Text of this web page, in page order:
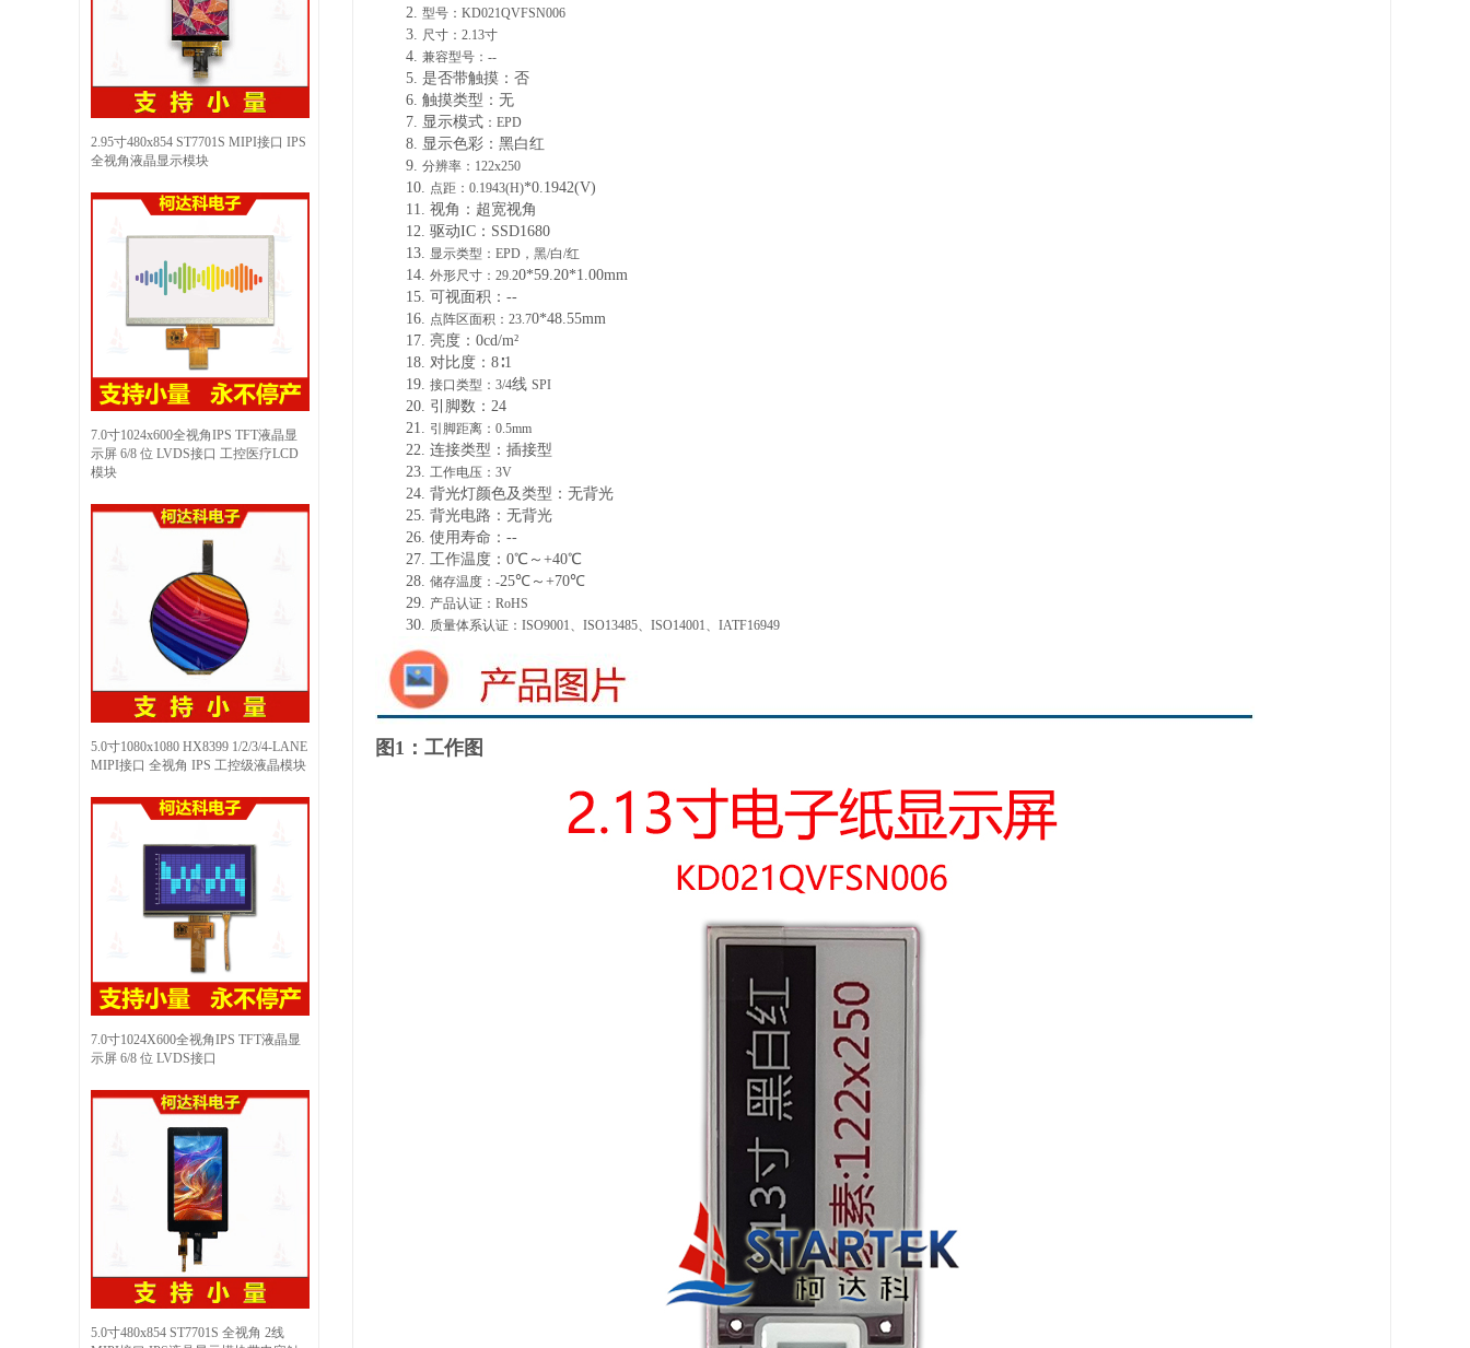
2.95寸480x854 ST7701S MIPI接口 IPS
全视角液晶显示模块
7.0寸1024x600全视角IPS TFT液晶显
示屏 6/8 位 LVDS接口 工控医疗LCD
模块
5.0寸1080x1080 HX8399 1/2/3/4-LANE
MIPI接口 全视角 IPS 工控级液晶模块
7.0寸1024X600全视角IPS TFT液晶显
示屏 6/8 位 LVDS接口
5.0寸480x854 ST7701S 全视角 2线
2. 型号： KD021QVFSN006
3. 尺寸： 2.13寸
4. 兼容型号： --
5. 是否带触摸： 否
6. 触摸类型： 无
7. 显示模式 ： EPD
8. 显示色彩：黑白红
9. 分辨率： 122x250
10. 点距： 0.1943(H)*0.1942(V)
11. 视角： 超宽视角
12. 驱动IC：SSD1680
13.
显示类型： EPD，黑/白/红
14. 外形尺寸： 29.20*59.20*1.00mm
15. 可视面积： --
16.
点阵区面积： 23.70*48.55mm
17. 亮度： 0cd/m²
18. 对比度： 8∶1
19. 接口类型： 3/4线 SPI
20. 引脚数： 24
21.
引脚距离： 0.5mm
22. 连接类型 ： 插接型
23. 工作电压： 3V
24. 背光灯颜色及类型 ： 无背光
25. 背光电路： 无背光
26. 使用寿命： --
27. 工作温度： 0℃～+40℃
28. 储存温度： -25℃～+70℃
29.
产品认证： RoHS
30. 质量体系认证： ISO9001、ISO13485、ISO14001、IATF16949
图1：工作图